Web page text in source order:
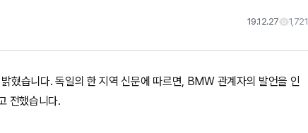
19.12.27 1,721
혔습니다. 독일의 한 지역 신문에 따르면, BMW 관계자의 발언을 인
전했습니다.